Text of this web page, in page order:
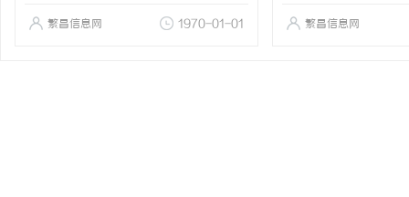
繁昌信息网 1970-01-01 繁昌信息网